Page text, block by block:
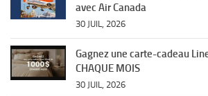
avec Air Canada
30 JUIL, 2026
Gagnez une carte-cadeau
CHAQUE MOIS
30 JUIL, 2026